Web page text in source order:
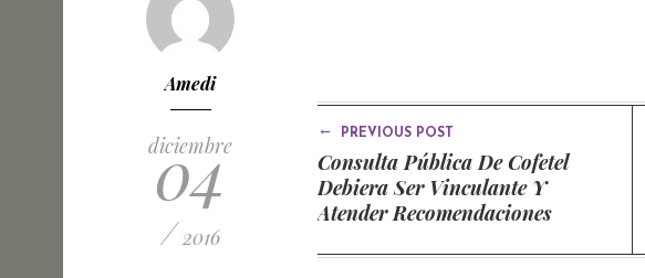
Amedi
diciembre
04
/ 2016
← PREVIOUS POST
Consulta Pública De Cofetel
Debiera Ser Vinculante Y
Atender Recomendaciones